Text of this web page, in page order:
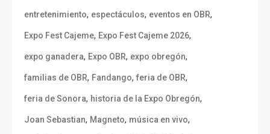
entretenimiento, espectáculos, eventos en OBR,
Expo Fest Cajeme, Expo Fest Cajeme 2026,
expo ganadera, Expo OBR, expo obregón,
familias de OBR, Fandango, feria de OBR,
feria de Sonora, historia de la Expo Obregón,
Joan Sebastian, Magneto, música en vivo,